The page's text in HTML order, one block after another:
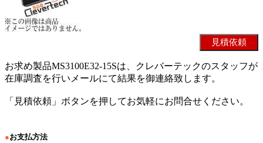
お求め製品MS3100E32-15Sは、クレバーテックのスタッフが
在庫調査を行いメールにて結果を御連絡致します。
「見積依頼」ボタンを押してお気軽にお問合せください。
●お支払方法